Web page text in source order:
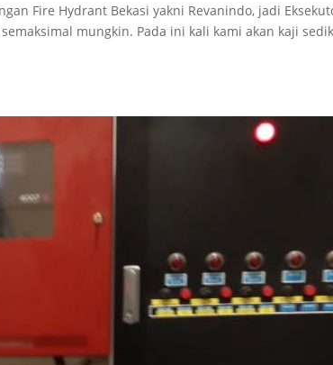
Fire Hydrant Bekasi yakni Revanindo, jadi
mungkin. Pada ini kali kami akan kaji